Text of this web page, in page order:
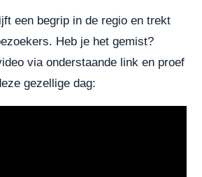
een begrip in de regio en trekt
Heb je het gemist?
via onderstaande link en proef
gezellige dag: